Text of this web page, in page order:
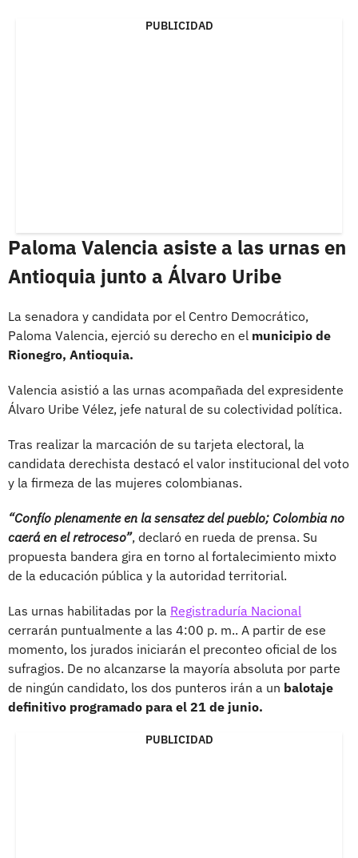
PUBLICIDAD
Paloma Valencia asiste a las urnas en
Antioquia junto a Álvaro Uribe
La senadora y candidata por el Centro Democrático,
Paloma Valencia, ejerció su derecho en el municipio de
Rionegro, Antioquia.
Valencia asistió a las urnas acompañada del expresidente
Álvaro Uribe Vélez, jefe natural de su colectividad política.
Tras realizar la marcación de su tarjeta electoral, la
candidata derechista destacó el valor institucional del voto
y la firmeza de las mujeres colombianas.
“Confío plenamente en la sensatez del pueblo; Colombia no
caerá en el retroceso”, declaró en rueda de prensa. Su
propuesta bandera gira en torno al fortalecimiento mixto
de la educación pública y la autoridad territorial.
Las urnas habilitadas por la Registraduría Nacional
cerrarán puntualmente a las 4:00 p. m.. A partir de ese
momento, los jurados iniciarán el preconteo oficial de los
sufragios. De no alcanzarse la mayoría absoluta por parte
de ningún candidato, los dos punteros irán a un balotaje
definitivo programado para el 21 de junio.
PUBLICIDAD